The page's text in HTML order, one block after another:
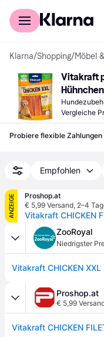
Für Shopper
Klarna/Shopping/Möbel
Vitakraft
Vergleiche
Probiere flexible Zahlungen
Empfohlen
ANZEIGE
Proshop.at
€ 5,99 Versand, 2–4
Vitakraft CHICKEN
ZooRoyal
Niedrigster
Vitakraft CHICKEN
Proshop.at
€ 5,99
Vitakraft CHICKEN